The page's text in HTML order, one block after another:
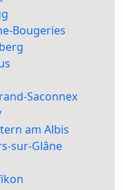
Bougeries
Saconnex
am Albis
sur-Glâne